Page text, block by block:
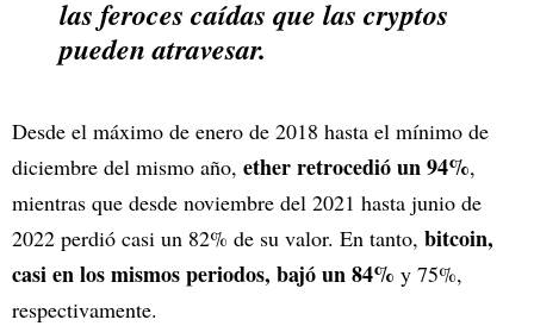
las feroces caídas que las cryptos
pueden atravesar.
Desde el máximo de enero de 2018 hasta el mínimo de
diciembre del mismo año, ether retrocedió un 94%,
mientras que desde noviembre del 2021 hasta junio de
2022 perdió casi un 82% de su valor. En tanto, bitcoin,
casi en los mismos periodos, bajó un 84% y 75%,
respectivamente.